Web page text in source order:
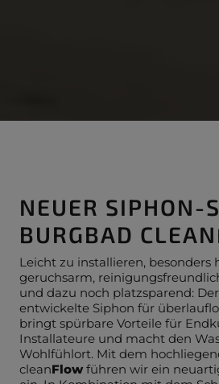
NEUER SIPHON-
BURGBAD
Leicht zu installieren, besonders
geruchsarm,
und dazu noch platzsparend:
entwickelte Siphon für
bringt spürbare Vorteile für
Installateure und macht den
Wohlfühlort. Mit dem
cleanFlow führen wir ein